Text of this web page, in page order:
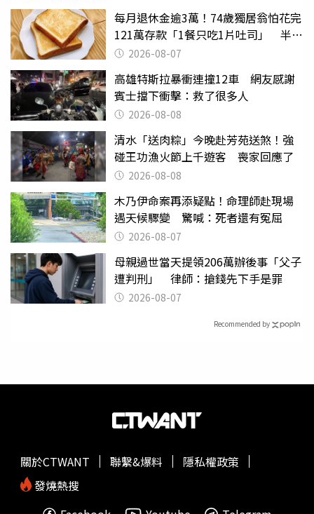
每月退休金逾3萬！74歲獨居翁怕花完
121萬存款「1餐只吃1片吐司」 半年
後暴瘦嚇壞女兒
2026-08-07
高雄特斯拉暴衝連撞12車 網友感謝
賓士擋下衝擊：救了很多人
2026-08-08
清水「送肉粽」今晚赴芳苑送煞！強
碰王功漁火節上千遊客 喪家回應了
2026-08-08
木乃伊命案再添疑點！命理師赴現場
遇天候驟變 驚喊：死者還有冤屈
2026-08-07
母親過世當天提領206萬辦後事「父子
遭判刑」 律師：搶錢先下手是罪
2026-08-07
Recommended by
關於CTWANT 聯繫&爆料
隱私權政策
發燒熱搜